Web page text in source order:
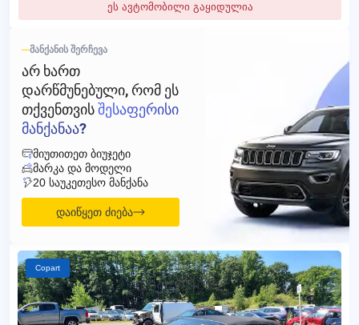
ეს ავტომობილი გაყიდულია
ᲛᲐᲜᲥᲐᲜᲘᲡ ᲨᲔᲠᲩᲔᲕᲐ
ᲐᲠ ᲮᲐᲠᲗ
ᲓᲐᲠᲬᲛᲣᲜᲔᲑᲣᲚᲘ, ᲠᲝᲛ ᲔᲡ
ᲗᲥᲕᲔᲜᲗᲕᲘᲡᲨᲔᲡᲐᲤᲔᲠᲘᲡᲘ
ᲛᲐᲜᲥᲐᲜᲐᲐ?
ᲛᲘᲣᲗᲘᲗᲔᲗ ᲑᲘᲣᲯᲔᲢᲘ
ᲛᲐᲠᲙᲐ ᲓᲐ ᲛᲝᲓᲔᲚᲘ
20 ᲡᲐᲣᲙᲔᲗᲔᲡᲝ ᲛᲐᲜᲥᲐᲜᲐ
დაიწყეთ ძიება
Copart